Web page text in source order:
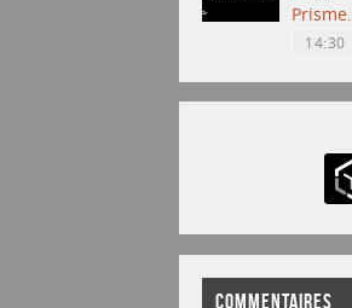
Prisme.
14:30
COMMENTAIRES